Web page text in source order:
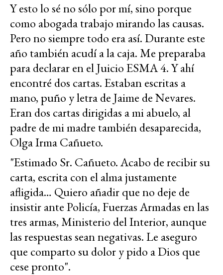
Y esto lo sé no sólo por mí, sino porque
como abogada trabajo mirando las causas.
Pero no siempre todo era así. Durante este
año también acudí a la caja. Me preparaba
para declarar en el Juicio ESMA 4. Y ahí
encontré dos cartas. Estaban escritas a
mano, puño y letra de Jaime de Nevares.
Eran dos cartas dirigidas a mi abuelo, al
padre de mi madre también desaparecida,
Olga Irma Cañueto.
"Estimado Sr. Cañueto. Acabo de recibir su
carta, escrita con el alma justamente
afligida… Quiero añadir que no deje de
insistir ante Policía, Fuerzas Armadas en las
tres armas, Ministerio del Interior, aunque
las respuestas sean negativas. Le aseguro
que comparto su dolor y pido a Dios que
cese pronto".